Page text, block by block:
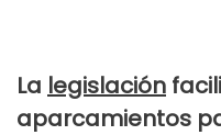
La legislación
aparcamientos